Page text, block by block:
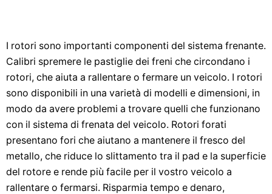
I rotori sono importanti componenti del sistema frenante.
Calibri spremere le pastiglie dei freni che circondano i
rotori, che aiuta a rallentare o fermare un veicolo. I rotori
sono disponibili in una varietà di modelli e dimensioni, in
modo da avere problemi a trovare quelli che funzionano
con il sistema di frenata del veicolo. Rotori forati
presentano fori che aiutano a mantenere il fresco del
metallo, che riduce lo slittamento tra il pad e la superficie
del rotore e rende più facile per il vostro veicolo a
rallentare o fermarsi. Risparmia tempo e denaro,